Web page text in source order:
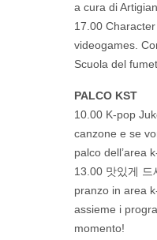
a cura di
17.00
videogames.
Scuola del
PALCO KST
10.00 K-pop
canzone e se
palco dell’area
13.00 맛있게
pranzo in area
assieme i
momento!